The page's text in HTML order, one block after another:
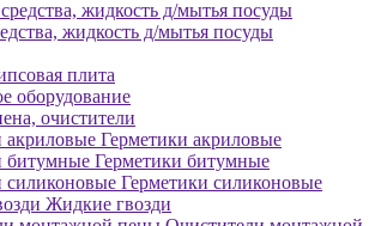
жидкость д/мытья посуды
плита
оборудование
очистители
Герметики акриловые
Герметики битумные
Герметики силиконовые
Жидкие гвозди